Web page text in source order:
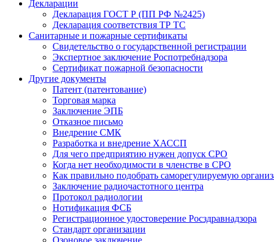
Декларации
Декларация ГОСТ Р (ПП РФ №2425)
Декларация соответствия ТР ТС
Санитарные и пожарные сертификаты
Свидетельство о государственной регистрации
Экспертное заключение Роспотребнадзора
Сертификат пожарной безопасности
Другие документы
Патент (патентование)
Торговая марка
Заключение ЭПБ
Отказное письмо
Внедрение СМК
Разработка и внедрение ХАССП
Для чего предприятию нужен допуск СРО
Когда нет необходимости в членстве в СРО
Как правильно подобрать саморегулируемую
Заключение радиочастотного центра
Протокол радиологии
Нотификация ФСБ
Регистрационное удостоверение Росздравнадзора
Стандарт организации
Озоновое заключение